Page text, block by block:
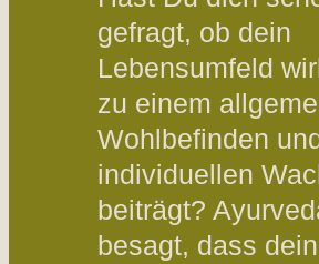
gefragt, ob dein
Lebensumfeld
zu einem
Wohlbefinden
individuellen
beiträgt?
besagt, dass